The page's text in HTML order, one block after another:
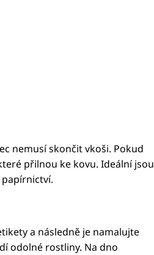
nemusí skončit vkoši. Pokud
přilnou ke kovu. Ideální jsou
a následně je namalujte
odolné rostliny. Na dno